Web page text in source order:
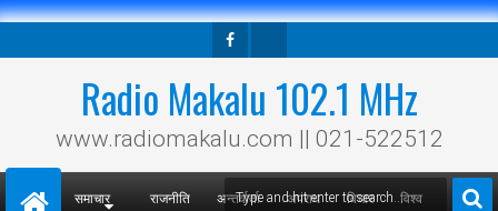
Radio Makalu 102.1 MHz
www.radiomakalu.com || 021-522512
समाचार राजनीति अन्तर्वार्ता अपराध विचार विश्व